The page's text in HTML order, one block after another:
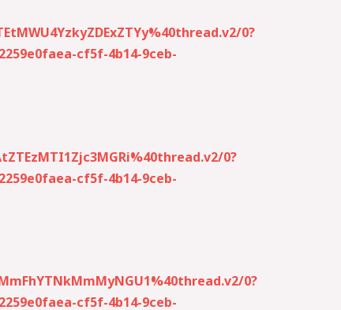
0?
cf5f-4b14-9ceb-
0?
cf5f-4b14-9ceb-
0?
cf5f-4b14-9ceb-